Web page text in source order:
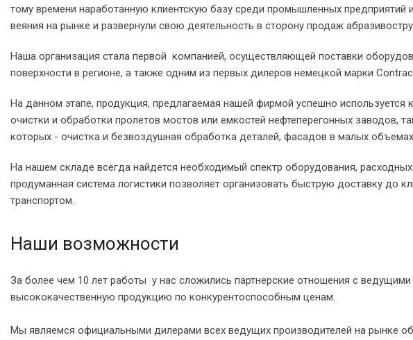
тому времени наработанную клиентскую базу среди промышленных
веяния на рынке и развернули свою деятельность в сторону продаж
Наша организация стала первой компанией, осуществляющей поставки
поверхности в регионе, а также одним из первых дилеров немецкой марки
На данном этапе, продукция, предлагаемая нашей фирмой успешно
очистки и обработки пролетов мостов или емкостей нефтеперегонных заводов,
которых - очистка и безвоздушная обработка деталей, фасадов в малых
На нашем складе всегда найдется необходимый спектр оборудования,
продуманная система логистики позволяет организовать быструю доставку до
транспортом.
Наши возможности
За более чем 10 лет работы у нас сложились партнерские отношения с
высококачественную продукцию по конкурентоспособным ценам.
Мы являемся официальными дилерами всех ведущих производителей на рынке